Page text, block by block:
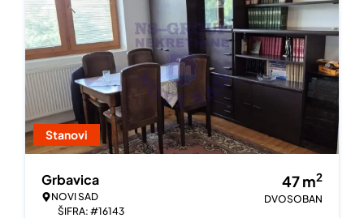
Stanovi
Grbavica
NOVI SAD
ŠIFRA: #16143
47m2
DVOSOBAN